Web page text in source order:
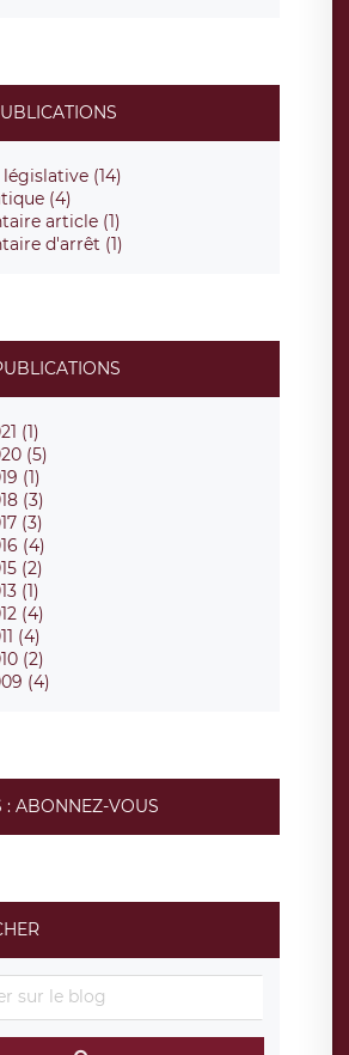
(14)
(4)
article (1)
d'arrêt (1)
(1)
(5)
(1)
(3)
(3)
(4)
(2)
(1)
(4)
(4)
(2)
(4)
: ABONNEZ-VOUS